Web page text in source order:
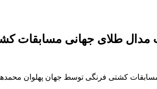
طلای جهانی مسابقات
کشتی فرنگی توسط جهان پهلوان